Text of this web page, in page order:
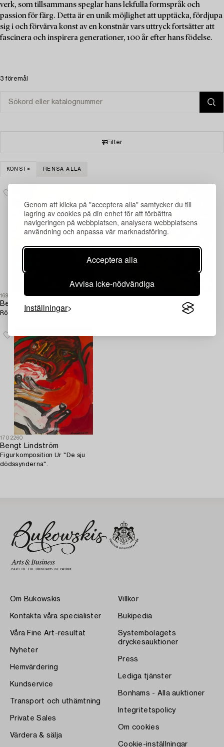
Genom att klicka på "acceptera alla" samtycker du till
lagring av cookies på din enhet för att förbättra
navigeringen på webbplatsen, analysera webbplatsens
användning och anpassa vår marknadsföring.
Acceptera alla
Avvisa icke-nödvändiga
Inställningar
verk, som tillsammans speglar hans lekfulla formspråk och
passion för färg. Detta är en unik möjlighet att upptäcka, fördjupa
sig i och förvärva konst av en konstnär vars uttryck fortsätter att
fascinera och inspirera generationer, 100 år efter hans födelse.
3 föremål
Filter
KONST RENSA ALLA
1695556
Bengt Lindström
Röd och gul figur.
1596925
1702260
Bengt Lindström
Figurkomposition Ur "De sju
dödssynderna".
Om Bukowskis
Kontakta våra specialister
Våra Fine Art-resultat
Nyheter
Hemvärdering
Kundservice
Transport och uthämtning
Private Sales
Värdera & sälja
Villkor
Bukipedia
Systembolagets
dryckesauktioner
Press
Lediga tjänster
Bonhams - Alla auktioner
Integritetspolicy
Om cookies
Cookie-inställningar